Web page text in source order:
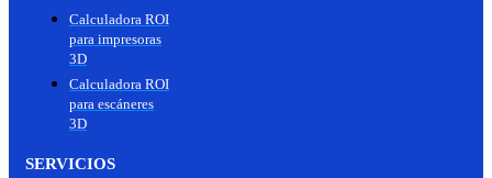
Calculadora ROI
para impresoras
3D
Calculadora ROI
para escáneres
3D
SERVICIOS